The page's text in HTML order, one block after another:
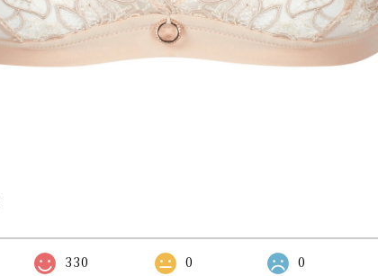
330 0 0